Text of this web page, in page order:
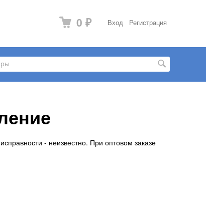
Вход Регистрация
0 ₽
- неизвестно. При оптовом заказе